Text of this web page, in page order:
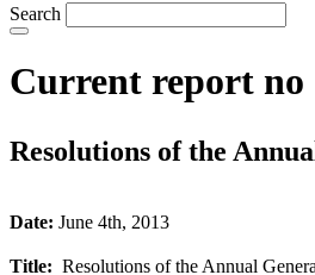
Search
Current report no
Resolutions of the
Date: June 4th, 2013
Title: Resolutions of the Annual